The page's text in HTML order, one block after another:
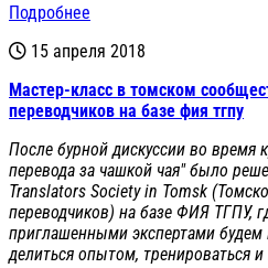
Подробнее
15 апреля 2018
Мастер-класс в томском
переводчиков на базе фия тгпу
После бурной дискуссии во время
перевода за чашкой чая" было
Translators Society in Tomsk
переводчиков) на базе ФИЯ ТГПУ,
приглашенными экспертами будем
делиться опытом, тренироваться